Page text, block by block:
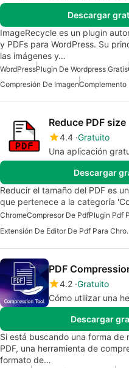
Descargar
ImageRecycle es un plugin
y PDFs para WordPress. Su
las imágenes y…
WordPressPlugin De Wordpress Gratis
Compresión De ImagenComplemento
Reduce PDF size
4.4 Gratuito
Una aplicación
Descargar
Reducir el tamaño del PDF es
que pertenece a la categoría
ChromeCompresor De PdfPlugin Pdf
Extensión
PDF
4.2 Gratuito
Cómo utilizar una
Descargar
Si está buscando una forma de
PDF, una herramienta de
formato de…